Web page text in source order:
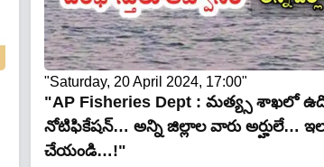
"Saturday, 20 April 2024, 17:00"
"AP Fisheries Dept : మ‌త్య్స శాఖలో
నోటిఫికేషన్… అన్ని జిల్లాల వారు అర్హులే…
చేయండి…!"